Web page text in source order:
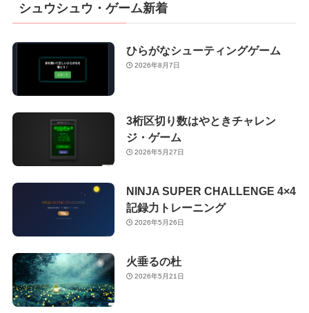
シュウシュウ・ゲーム新着
ひらがなシューティングゲーム
2026年8月7日
3桁区切り数はやときチャレン
ジ・ゲーム
2026年5月27日
NINJA SUPER CHALLENGE 4×4
記録力トレーニング
2026年5月26日
火垂るの杜
2026年5月21日